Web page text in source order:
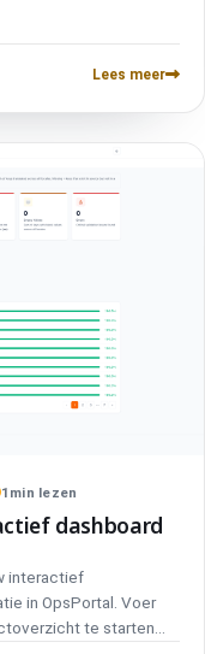
Lees meer
1 min lezen
dashboard
interactief
in OpsPortal. Voer
te starten